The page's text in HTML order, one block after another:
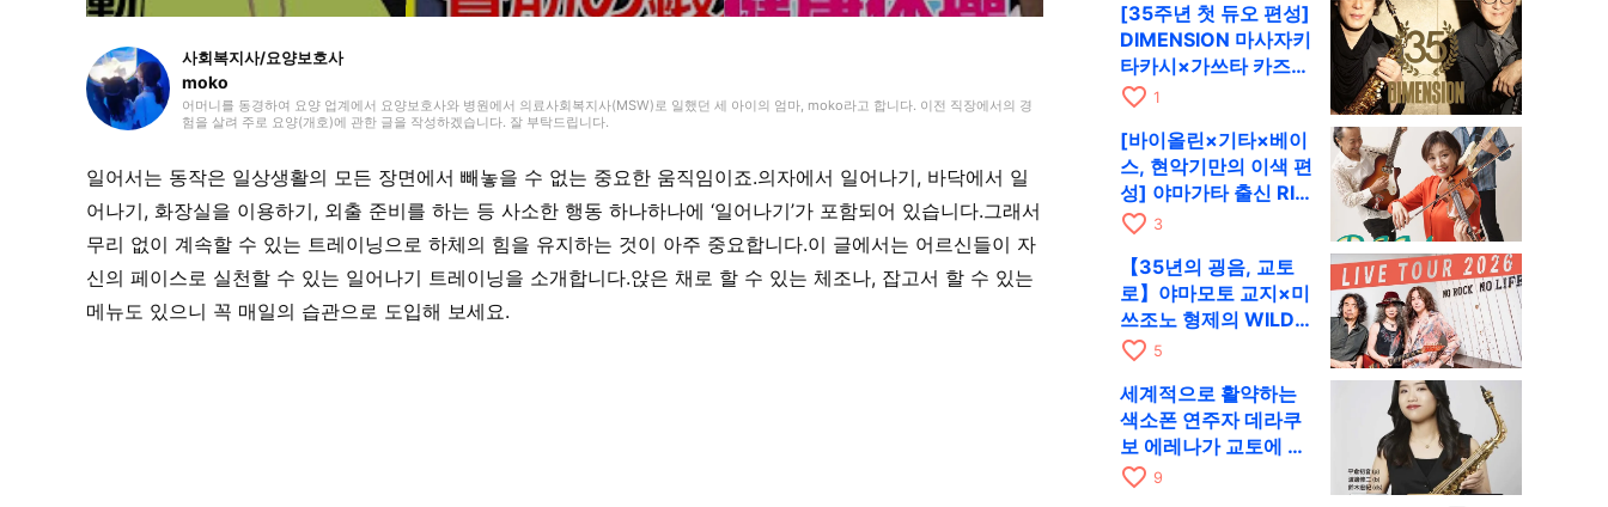
사회복지사/요양보호사
moko
어머니를 동경하여 요양 업계에서 요양보호사와 병원에서 의료사회복지사(MSW)로 일했던 세 아이의 엄마, moko라고 합니다. 이전 직장에서의 경
험을 살려 주로 요양(개호)에 관한 글을 작성하겠습니다. 잘 부탁드립니다.
일어서는 동작은 일상생활의 모든 장면에서 빼놓을 수 없는 중요한 움직임이죠.의자에서 일어나기, 바닥에서 일
어나기, 화장실을 이용하기, 외출 준비를 하는 등 사소한 행동 하나하나에 ‘일어나기’가 포함되어 있습니다.그래서
무리 없이 계속할 수 있는 트레이닝으로 하체의 힘을 유지하는 것이 아주 중요합니다.이 글에서는 어르신들이 자
신의 페이스로 실천할 수 있는 일어나기 트레이닝을 소개합니다.앉은 채로 할 수 있는 체조나, 잡고서 할 수 있는
메뉴도 있으니 꼭 매일의 습관으로 도입해 보세요.
RAG로
[35주년 첫 듀오 편성]
DIMENSION 마사자키
타카시×가쓰타 카즈키
가 10월 11일 교토
favorite_border 1
[바이올린×기타×베이
스, 현악기만의 이색 편
성] 야마가타 출신 RIM
이 첫 전국 투어로 8월
favorite_border 3
【35년의 굉음, 교토
로】야마모토 교지×미
쓰조노 형제의 WILD
FLAG가 8월 6일 RAG
favorite_border 5
세계적으로 활약하는
색소폰 연주자 데라쿠
보 에레나가 교토에 온
다! 콰르텟 투어 교토
favorite_border 9